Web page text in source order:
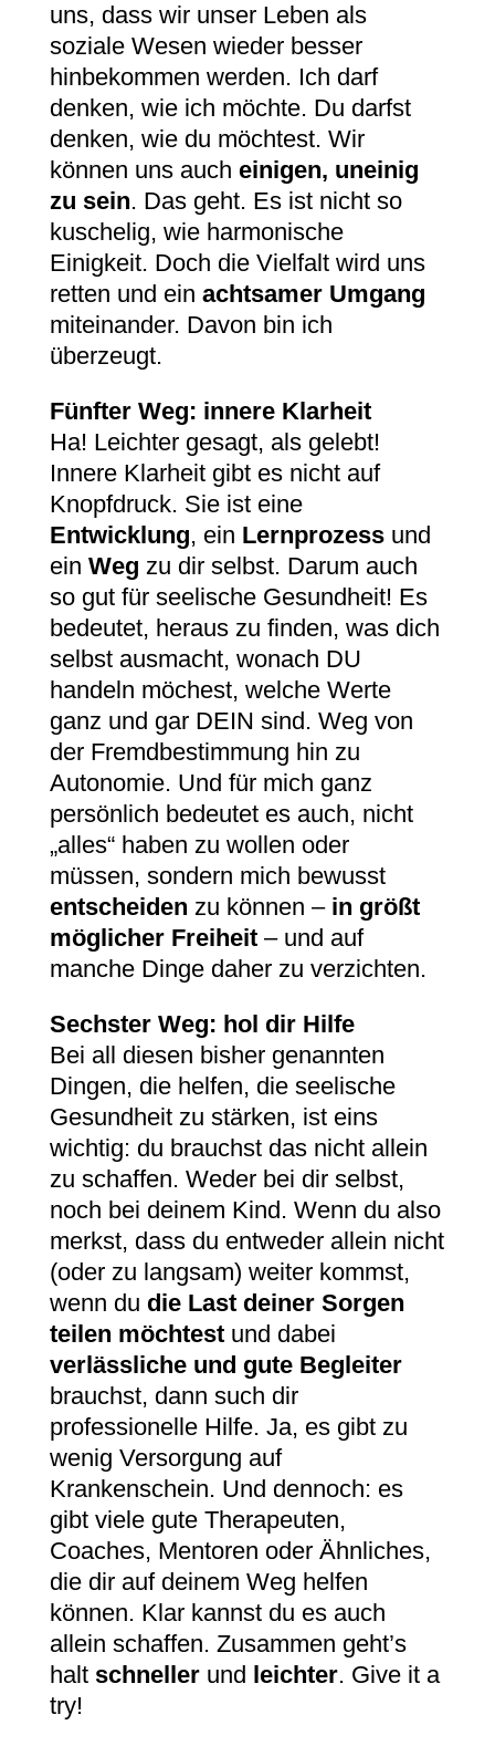
uns, dass wir unser Leben als
soziale Wesen wieder besser
hinbekommen werden. Ich darf
denken, wie ich möchte. Du darfst
denken, wie du möchtest. Wir
können uns auch einigen, uneinig
zu sein. Das geht. Es ist nicht so
kuschelig, wie harmonische
Einigkeit. Doch die Vielfalt wird uns
retten und ein achtsamer Umgang
miteinander. Davon bin ich
überzeugt.
Fünfter Weg: innere Klarheit
Ha! Leichter gesagt, als gelebt!
Innere Klarheit gibt es nicht auf
Knopfdruck. Sie ist eine
Entwicklung, ein Lernprozessund
ein Weg zu dir selbst. Darum auch
so gut für seelische Gesundheit! Es
bedeutet, heraus zu finden, was dich
selbst ausmacht, wonach DU
handeln möchest, welche Werte
ganz und gar DEIN sind. Weg von
der Fremdbestimmung hin zu
Autonomie. Und für mich ganz
persönlich bedeutet es auch, nicht
„alles“ haben zu wollen oder
müssen, sondern mich bewusst
entscheiden zu können – in größt
möglicher Freiheit – und auf
manche Dinge daher zu verzichten.
Sechster Weg: hol dir Hilfe
Bei all diesen bisher genannten
Dingen, die helfen, die seelische
Gesundheit zu stärken, ist eins
wichtig: du brauchst das nicht allein
zu schaffen. Weder bei dir selbst,
noch bei deinem Kind. Wenn du also
merkst, dass du entweder allein nicht
(oder zu langsam) weiter kommst,
wenn du die Last deiner Sorgen
teilen möchtest und dabei
verlässliche und gute Begleiter
brauchst, dann such dir
professionelle Hilfe. Ja, es gibt zu
wenig Versorgung auf
Krankenschein. Und dennoch: es
gibt viele gute Therapeuten,
Coaches, Mentoren oder Ähnliches,
die dir auf deinem Weg helfen
können. Klar kannst du es auch
allein schaffen. Zusammen geht’s
halt schnellerund leichter. Give it a
try!